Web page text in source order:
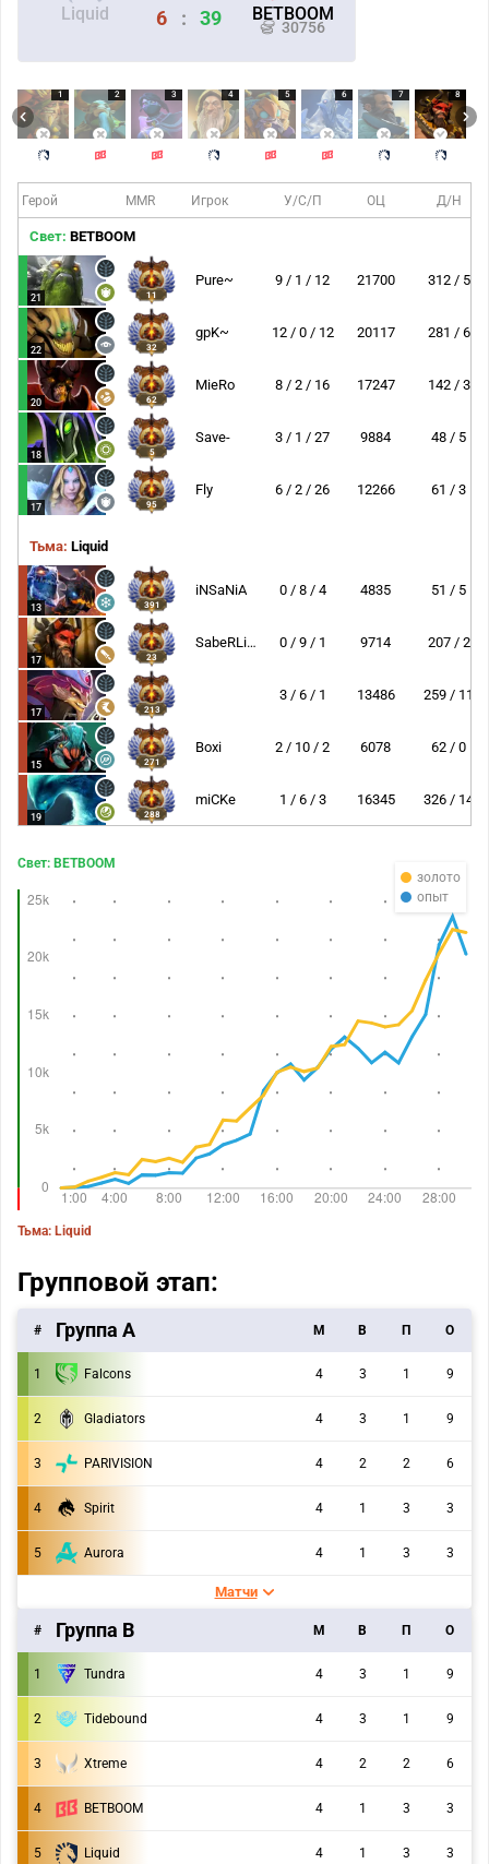
Liquid BETBOOM
30756
6 : 39
1 2 3 4 5 6 7 8
Герой MMR Игрок У/С/П ОЦ Д/Н
Свет: BETBOOM
21 11
Pure~ 9 / 1 / 12 21700 312 / 5
22 32
gpK~ 12 / 0 / 12 20117 281 / 6
20 62
MieRo 8 / 2 / 16 17247 142 / 3
18 5
Save- 3 / 1 / 27 9884 48 / 5
17 95
Fly 6 / 2 / 26 12266 61 / 3
Тьма: Liquid
13 391
iNSaNiA 0 / 8 / 4 4835 51 / 5
17 23
SabeRLight- 0 / 9 / 1 9714 207 / 2
17 213
3 / 6 / 1 13486 259 / 11
15 271
Boxi 2 / 10 / 2 6078 62 / 0
19 288
miCKe 1 / 6 / 3 16345 326 / 14
золото
опыт
Свет: BETBOOM
Тьма: Liquid
Групповой этап:
# Группа А M В П О
1 Falcons 4 3 1 9
2 Gladiators 4 3 1 9
3 PARIVISION 4 2 2 6
4 Spirit 4 1 3 3
5 Aurora 4 1 3 3
Матчи
# Группа B M В П О
1 Tundra 4 3 1 9
2 Tidebound 4 3 1 9
3 Xtreme 4 2 2 6
4 BETBOOM 4 1 3 3
5 Liquid 4 1 3 3